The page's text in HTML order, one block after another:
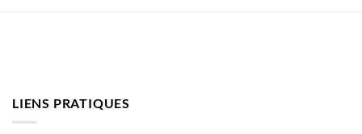
LIENS PRATIQUES